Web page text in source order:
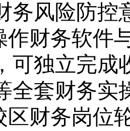
务风险防控
作财务软件
可独立完成
全套财务实
区财务岗位